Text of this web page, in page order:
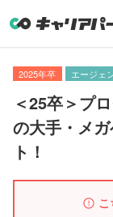
2025年卒 エージェ
＜25卒＞プ
の大手・メ
ト！
こ